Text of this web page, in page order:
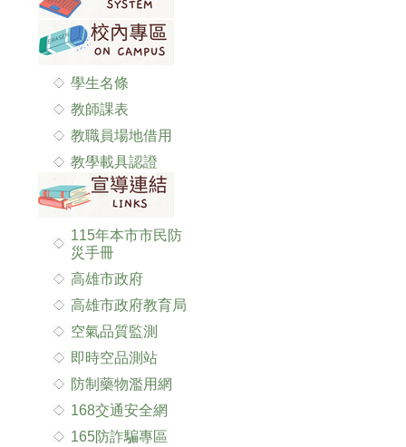
學生名條
教師課表
教職員場地借用
教學載具認證
115年本市市民防
災手冊
高雄市政府
高雄市政府教育局
空氣品質監測
即時空品測站
防制藥物濫用網
168交通安全網
165防詐騙專區